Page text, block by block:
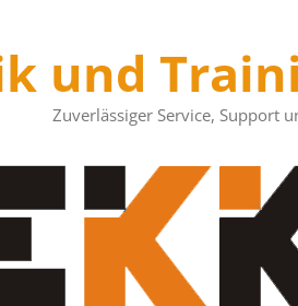
und
Zuverlässiger Service, Support